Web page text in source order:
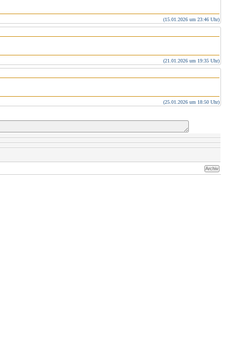
(15.01.2026 um 23:46 Uhr)
(21.01.2026 um 19:35 Uhr)
(25.01.2026 um 18:50 Uhr)